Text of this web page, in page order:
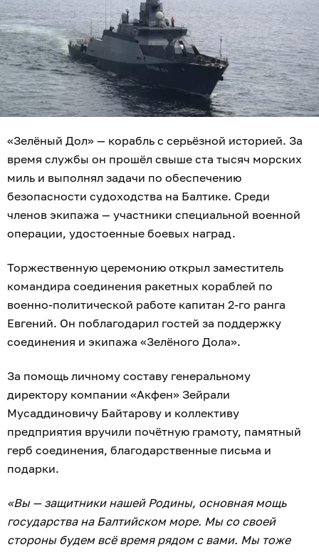
«Зелёный Дол» — корабль с серьёзной историей. За
время службы он прошёл свыше ста тысяч морских
миль и выполнял задачи по обеспечению
безопасности судоходства на Балтике. Среди
членов экипажа — участники специальной военной
операции, удостоенные боевых наград.
Торжественную церемонию открыл заместитель
командира соединения ракетных кораблей по
военно-политической работе капитан 2-го ранга
Евгений. Он поблагодарил гостей за поддержку
соединения и экипажа «Зелёного Дола».
За помощь личному составу генеральному
директору компании «Акфен» Зейрали
Мусаддиновичу Байтарову и коллективу
предприятия вручили почётную грамоту, памятный
герб соединения, благодарственные письма и
подарки.
«Вы — защитники нашей Родины, основная мощь
государства на Балтийском море. Мы со своей
стороны будем всё время рядом с вами. Мы тоже